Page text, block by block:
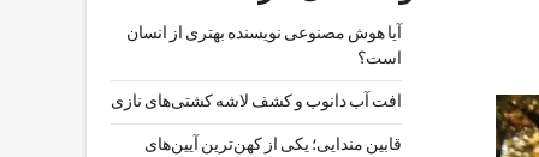
آیا هوش مصنوعی نویسنده بهتری از انسان
است؟
افت آب دانوب و کشف لاشه کشتی‌های نازی
قابین مندایی؛ یکی از کهن‌ترین آیین‌های